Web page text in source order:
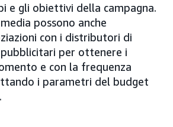
e gli obiettivi della campagna.
possono anche
con i distributori di
per ottenere i
e con la frequenza
i parametri del budget